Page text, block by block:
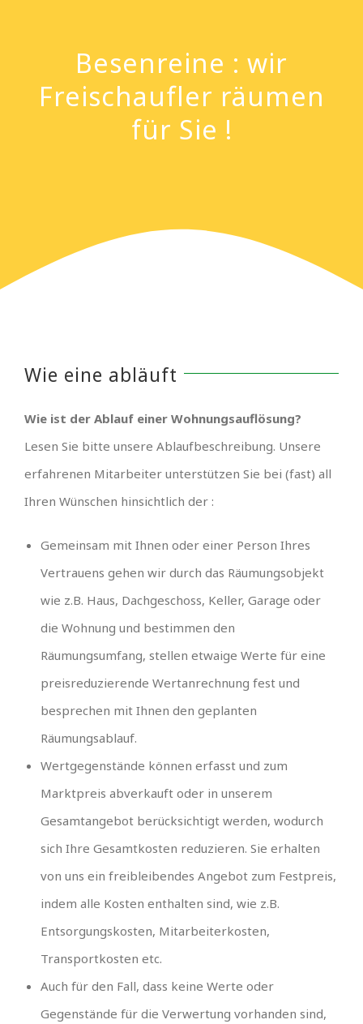
Besenreine : wir
Freischaufler räumen
für Sie !
Wie eine abläuft
Wie ist der Ablauf einer Wohnungsauflösung?
Lesen Sie bitte unsere Ablaufbeschreibung. Unsere
erfahrenen Mitarbeiter unterstützen Sie bei (fast) all
Ihren Wünschen hinsichtlich der :
Gemeinsam mit Ihnen oder einer Person Ihres
Vertrauens gehen wir durch das Räumungsobjekt
wie z.B. Haus, Dachgeschoss, Keller, Garage oder
die Wohnung und bestimmen den
Räumungsumfang, stellen etwaige Werte für eine
preisreduzierende Wertanrechnung fest und
besprechen mit Ihnen den geplanten
Räumungsablauf.
Wertgegenstände können erfasst und zum
Marktpreis abverkauft oder in unserem
Gesamtangebot berücksichtigt werden, wodurch
sich Ihre Gesamtkosten reduzieren. Sie erhalten
von uns ein freibleibendes Angebot zum Festpreis,
indem alle Kosten enthalten sind, wie z.B.
Entsorgungskosten, Mitarbeiterkosten,
Transportkosten etc.
Auch für den Fall, dass keine Werte oder
Gegenstände für die Verwertung vorhanden sind,